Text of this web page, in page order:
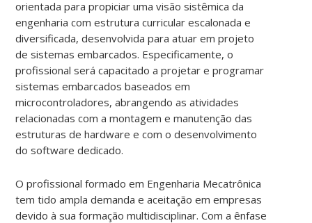
orientada para propiciar uma visão sistêmica da
engenharia com estrutura curricular escalonada e
diversificada, desenvolvida para atuar em projeto
de sistemas embarcados. Especificamente, o
profissional será capacitado a projetar e programar
sistemas embarcados baseados em
microcontroladores, abrangendo as atividades
relacionadas com a montagem e manutenção das
estruturas de hardware e com o desenvolvimento
do software dedicado.
O profissional formado em Engenharia Mecatrônica
tem tido ampla demanda e aceitação em empresas
devido à sua formação multidisciplinar. Com a ênfase